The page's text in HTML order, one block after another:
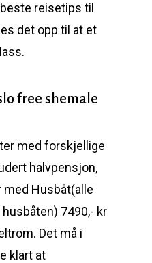
reisetips til
det opp til at et
free shemale
med forskjellige
halvpensjon,
Husbåt(alle
7490,- kr
Det må i
klart at